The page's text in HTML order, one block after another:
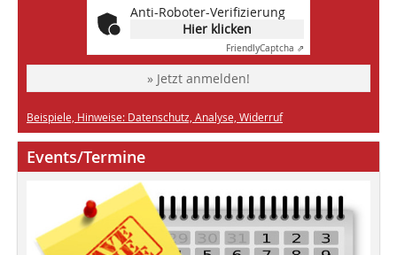
Anti-Roboter-Verifizierung
Hier klicken
FriendlyCaptcha ⇗
» Jetzt anmelden!
Beispiele, Hinweise: Datenschutz, Analyse, Widerruf
Events/Termine